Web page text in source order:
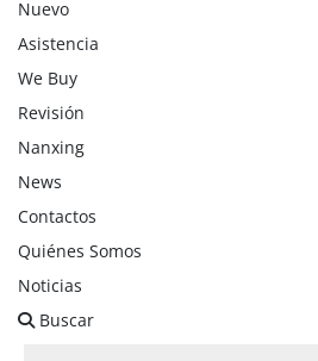
Nuevo
Asistencia
We Buy
Revisión
Nanxing
News
Contactos
Quiénes Somos
Noticias
Buscar